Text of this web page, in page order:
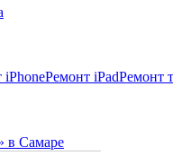
iPhoneРемонт iPadРемонт